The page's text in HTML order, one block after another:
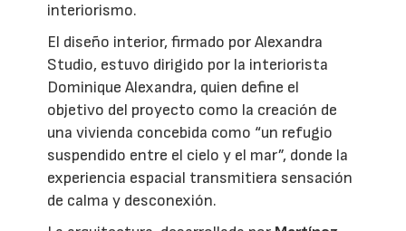
interiorismo.
El diseño interior, firmado por Alexandra
Studio, estuvo dirigido por la interiorista
Dominique Alexandra, quien define el
objetivo del proyecto como la creación de
una vivienda concebida como “un refugio
suspendido entre el cielo y el mar”, donde la
experiencia espacial transmitiera sensación
de calma y desconexión.